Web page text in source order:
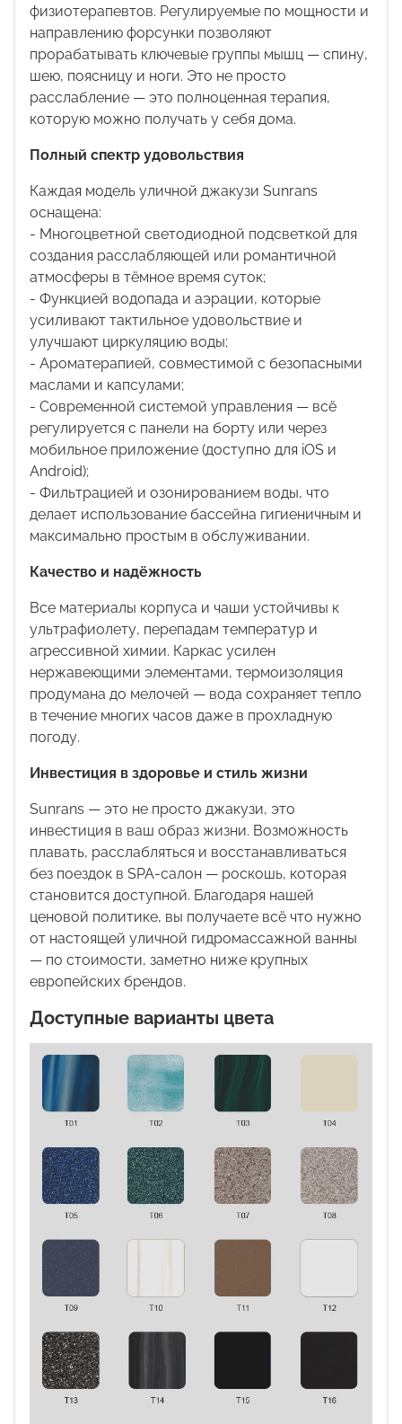
физиотерапевтов. Регулируемые по мощности и
направлению форсунки позволяют
прорабатывать ключевые группы мышц — спину,
шею, поясницу и ноги. Это не просто
расслабление — это полноценная терапия,
которую можно получать у себя дома.
Полный спектр удовольствия
Каждая модель уличной джакузи Sunrans
оснащена:
- Многоцветной светодиодной подсветкой для
создания расслабляющей или романтичной
атмосферы в тёмное время суток;
- Функцией водопада и аэрации, которые
усиливают тактильное удовольствие и
улучшают циркуляцию воды;
- Ароматерапией, совместимой с безопасными
маслами и капсулами;
- Современной системой управления — всё
регулируется с панели на борту или через
мобильное приложение (доступно для iOS и
Android);
- Фильтрацией и озонированием воды, что
делает использование бассейна гигиеничным и
максимально простым в обслуживании.
Качество и надёжность
Все материалы корпуса и чаши устойчивы к
ультрафиолету, перепадам температур и
агрессивной химии. Каркас усилен
нержавеющими элементами, термоизоляция
продумана до мелочей — вода сохраняет тепло
в течение многих часов даже в прохладную
погоду.
Инвестиция в здоровье и стиль жизни
Sunrans — это не просто джакузи, это
инвестиция в ваш образ жизни. Возможность
плавать, расслабляться и восстанавливаться
без поездок в SPA-салон — роскошь, которая
становится доступной. Благодаря нашей
ценовой политике, вы получаете всё что нужно
от настоящей уличной гидромассажной ванны
— по стоимости, заметно ниже крупных
европейских брендов.
Доступные варианты цвета